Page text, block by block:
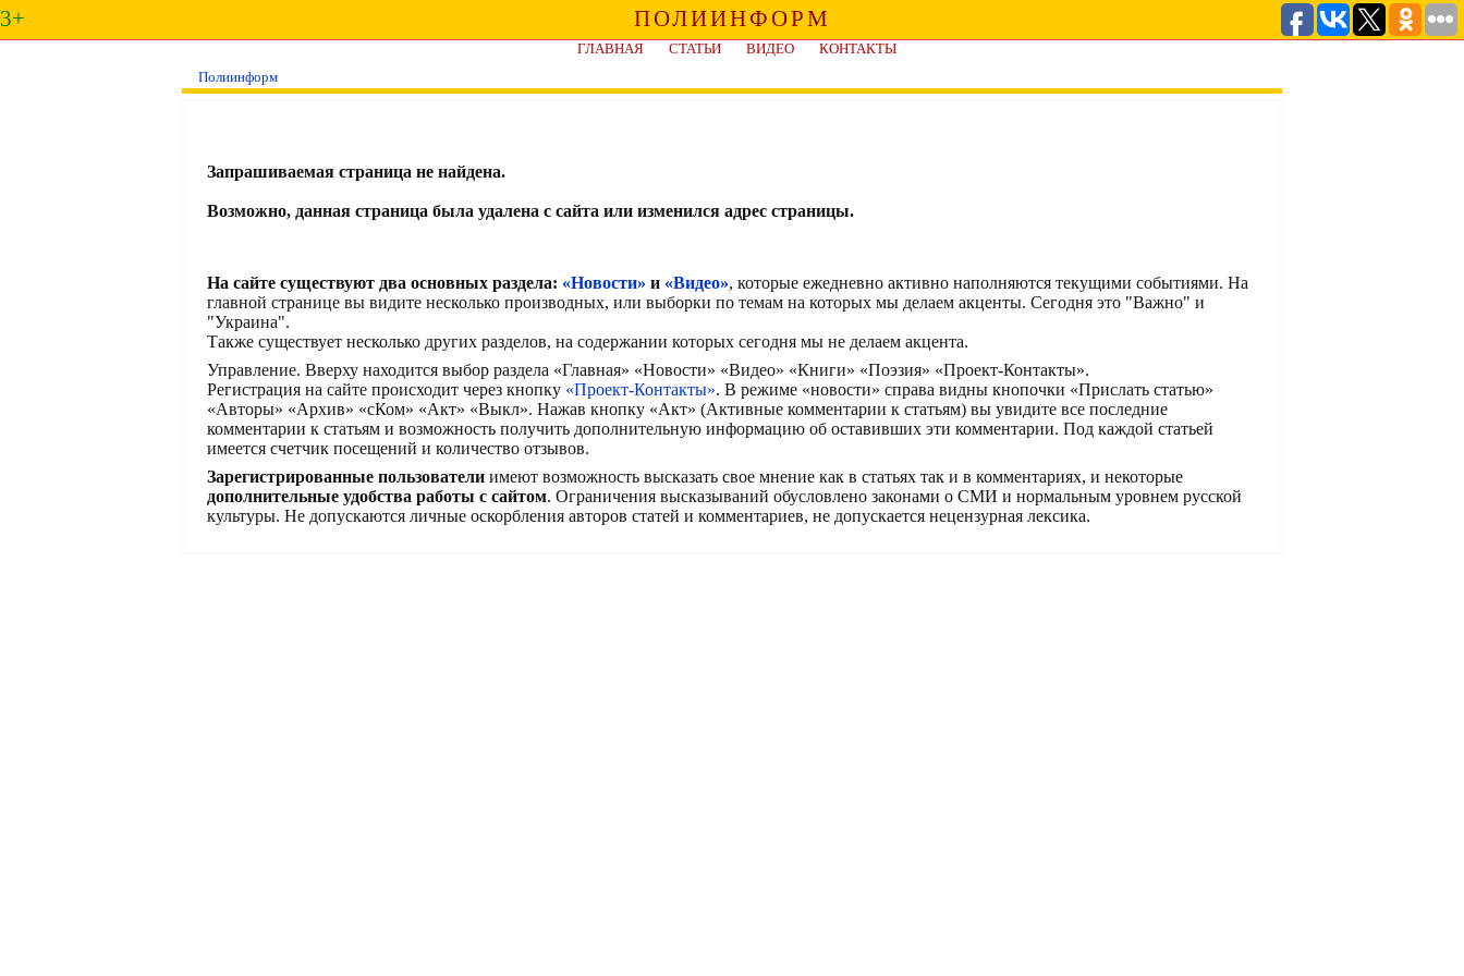
3+ ПОЛИИНФОРМ
ГЛАВНАЯ СТАТЬИ ВИДЕО
КОНТАКТЫ
Полиинформ
Запрашиваемая страница не найдена.
Возможно, данная страница была удалена с сайта или изменился адрес страницы.
На сайте существуют два основных раздела: «Новости» и «Видео», которые ежедневно активно наполняются текущими событиями. На
главной странице вы видите несколько производных, или выборки по темам на которых мы делаем акценты. Сегодня это "Важно" и
"Украина".
Также существует несколько других разделов, на содержании которых сегодня мы не делаем акцента.
Управление. Вверху находится выбор раздела «Главная» «Новости» «Видео» «Книги» «Поэзия» «Проект-Контакты».
Регистрация на сайте происходит через кнопку «Проект-Контакты». В режиме «новости» справа видны кнопочки «Прислать статью»
«Авторы» «Архив» «сКом» «Акт» «Выкл». Нажав кнопку «Акт» (Активные комментарии к статьям) вы увидите все последние
комментарии к статьям и возможность получить дополнительную информацию об оставивших эти комментарии. Под каждой статьей
имеется счетчик посещений и количество отзывов.
Зарегистрированные пользователи имеют возможность высказать свое мнение как в статьях так и в комментариях, и некоторые
дополнительные удобства работы с сайтом. Ограничения высказываний обусловлено законами о СМИ и нормальным уровнем русской
культуры. Не допускаются личные оскорбления авторов статей и комментариев, не допускается нецензурная лексика.